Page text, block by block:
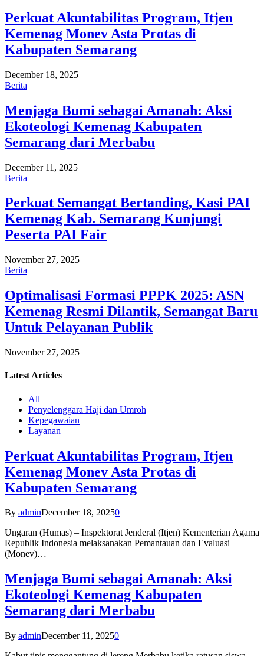
Perkuat Akuntabilitas Program, Itjen
Kemenag Monev Asta Protas di
Kabupaten Semarang
December 18, 2025
Berita
Menjaga Bumi sebagai Amanah: Aksi
Ekoteologi Kemenag Kabupaten
Semarang dari Merbabu
December 11, 2025
Berita
Perkuat Semangat Bertanding, Kasi PAI
Kemenag Kab. Semarang Kunjungi
Peserta PAI Fair
November 27, 2025
Berita
Optimalisasi Formasi PPPK 2025: ASN
Kemenag Resmi Dilantik, Semangat Baru
Untuk Pelayanan Publik
November 27, 2025
Latest Articles
All
Penyelenggara Haji dan Umroh
Kepegawaian
Layanan
Perkuat Akuntabilitas Program, Itjen
Kemenag Monev Asta Protas di
Kabupaten Semarang
By adminDecember 18, 20250
Ungaran (Humas) – Inspektorat Jenderal (Itjen) Kementerian Agama
Republik Indonesia melaksanakan Pemantauan dan Evaluasi
(Monev)…
Menjaga Bumi sebagai Amanah: Aksi
Ekoteologi Kemenag Kabupaten
Semarang dari Merbabu
By adminDecember 11, 20250